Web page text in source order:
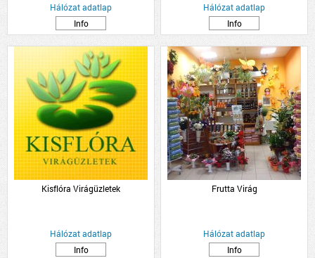
Hálózat adatlap
Info
Hálózat adatlap
Info
Kisflóra Virágüzletek
Hálózat adatlap
Info
Frutta Virág
Hálózat adatlap
Info